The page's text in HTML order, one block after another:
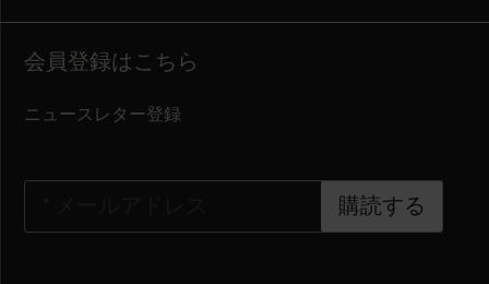
会員登録はこちら
ニュースレター登録
購読する